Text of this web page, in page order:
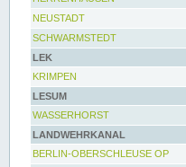
NEUSTADT
SCHWARMSTEDT
LEK
KRIMPEN
LESUM
WASSERHORST
LANDWEHRKANAL
BERLIN-OBERSCHLEUSE OP